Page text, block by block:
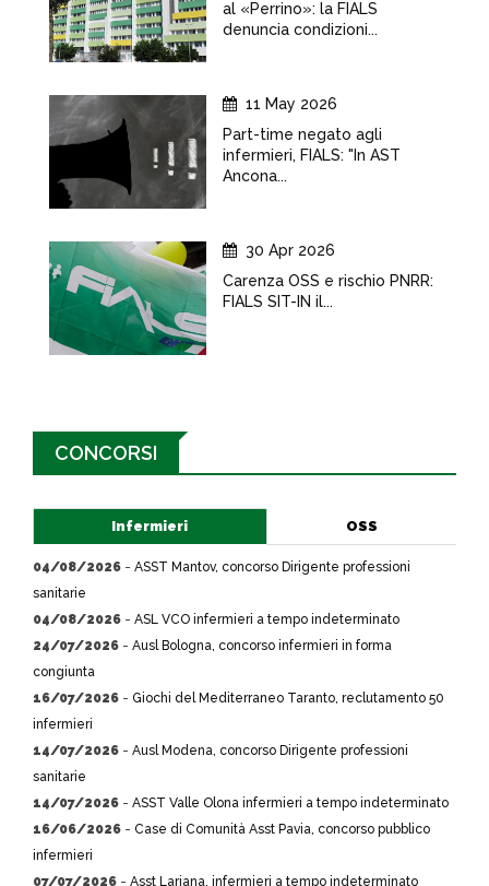
al «Perrino»: la FIALS
denuncia condizioni...
11 May 2026
Part-time negato agli
infermieri, FIALS: "In AST
Ancona...
30 Apr 2026
Carenza OSS e rischio PNRR:
FIALS SIT-IN il...
CONCORSI
Infermieri OSS
04/08/2026 - ASST Mantov, concorso Dirigente professioni
sanitarie
04/08/2026 - ASL VCO infermieri a tempo indeterminato
24/07/2026 - Ausl Bologna, concorso infermieri in forma
congiunta
16/07/2026 - Giochi del Mediterraneo Taranto, reclutamento 50
infermieri
14/07/2026 - Ausl Modena, concorso Dirigente professioni
sanitarie
14/07/2026 - ASST Valle Olona infermieri a tempo indeterminato
16/06/2026 - Case di Comunità Asst Pavia, concorso pubblico
infermieri
07/07/2026 - Asst Lariana, infermieri a tempo indeterminato